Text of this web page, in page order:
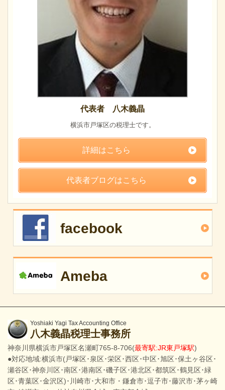
代表者 八木義晶
横浜市戸塚区の税理士です。
詳細はこちら
代表者ブログはこちら
facebook
Ameba
Yoshiaki Yagi Tax Accounting Office
八木義晶税理士事務所
神奈川県横浜市戸塚区名瀬町765-8-706(最寄駅:JR東戸塚駅)
●対応地域:横浜市(戸塚区･泉区･栄区･西区･中区･旭区･保土ヶ谷区･
瀬谷区･神奈川区･南区･港南区･磯子区･港北区･都筑区･鶴見区･緑
区･青葉区･金沢区)･川崎市･大和市・鎌倉市･逗子市･藤沢市･茅ヶ崎